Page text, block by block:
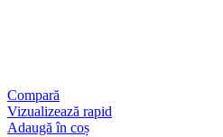
Compară
Vizualizează rapid
Adaugă în coș